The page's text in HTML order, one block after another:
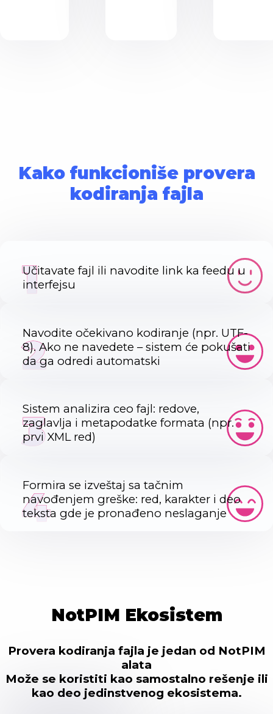
Kako funkcioniše provera
kodiranja fajla
Učitavate fajl ili navodite link ka feedu u
interfejsu
1
Navodite očekivano kodiranje (npr. UTF-
8). Ako ne navedete – sistem će pokušati
da ga odredi automatski
2
Sistem analizira ceo fajl: redove,
zaglavlja i metapodatke formata (npr.
prvi XML red)
3
Formira se izveštaj sa tačnim
navođenjem greške: red, karakter i deo
teksta gde je pronađeno neslaganje
4
NotPIM Ekosistem
Provera kodiranja fajla je jedan od NotPIM
alata
Može se koristiti kao samostalno rešenje ili
kao deo jedinstvenog ekosistema.